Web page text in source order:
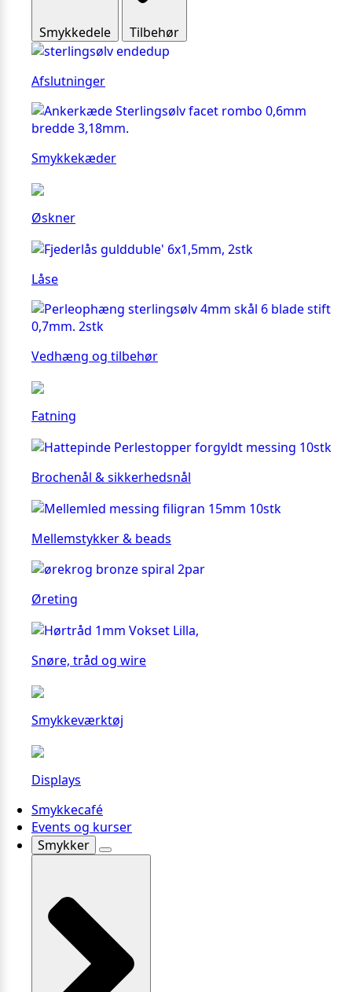
Smykkedele Tilbehør
Afslutninger
Smykkekæder
Øskner
Låse
Vedhæng og tilbehør
Fatning
Brochenål & sikkerhedsnål
Mellemstykker & beads
Øreting
Snøre, tråd og wire
Smykkeværktøj
Displays
Smykkecafé
Events og kurser
Smykker